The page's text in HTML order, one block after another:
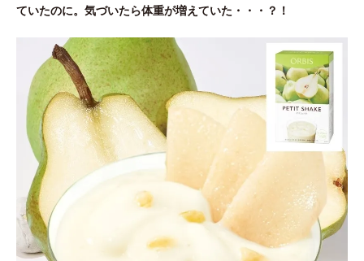
ていたのに。気づいたら体重が増えていた・・・？！